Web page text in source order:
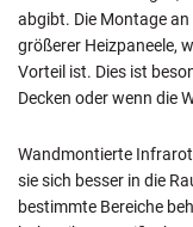
abgibt. Die Montage
größerer Heizpaneele,
Vorteil ist. Dies ist
Decken oder wenn die
Wandmontierte
sie sich besser in die
bestimmte Bereiche